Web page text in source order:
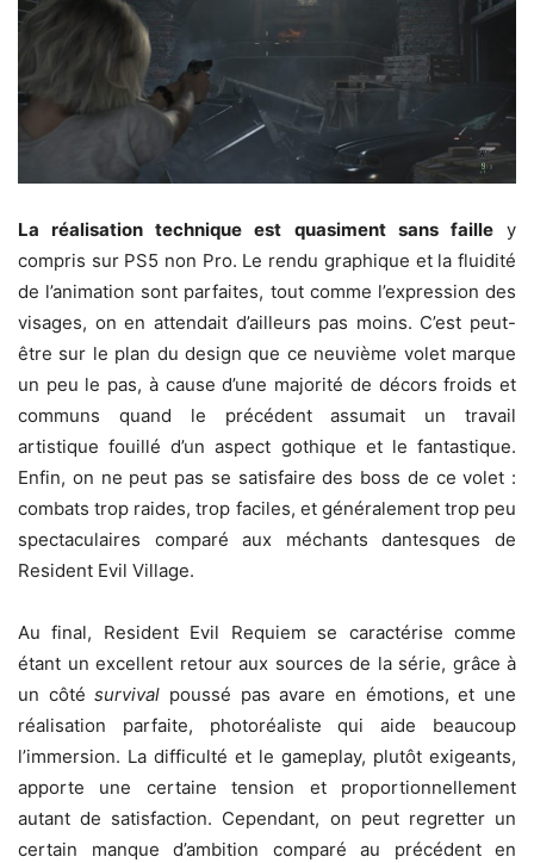
La réalisation technique est quasiment sans failley
compris sur PS5 non Pro. Le rendu graphique et la fluidité
de l’animation sont parfaites, tout comme l’expression des
visages, on en attendait d’ailleurs pas moins. C’est peut-
être sur le plan du design que ce neuvième volet marque
un peu le pas, à cause d’une majorité de décors froids et
communs quand le précédent assumait un travail
artistique fouillé d’un aspect gothique et le fantastique.
Enfin, on ne peut pas se satisfaire des boss de ce volet :
combats trop raides, trop faciles, et généralement trop peu
spectaculaires comparé aux méchants dantesques de
Resident Evil Village.
Au final, Resident Evil Requiem se caractérise comme
étant un excellent retour aux sources de la série, grâce à
un côtésurvival poussé pas avare en émotions, et une
réalisation parfaite, photoréaliste qui aide beaucoup
l’immersion. La difficulté et le gameplay, plutôt exigeants,
apporte une certaine tension et proportionnellement
autant de satisfaction. Cependant, on peut regretter un
certain manque d’ambition comparé au précédent en